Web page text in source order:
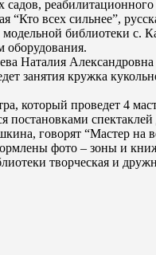
садов,
“Кто всех сильнее”,
модельной библиотеки
оборудования.
Наталия
занятия кружка
который проведет 4
постановками
говорят “Мастер
фото – зоны и
творческая и